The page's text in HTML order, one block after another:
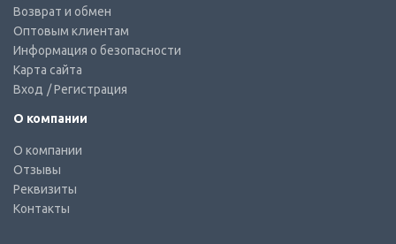
Возврат и обмен
Оптовым клиентам
Информация о безопасности
Карта сайта
Вход / Регистрация
О компании
О компании
Отзывы
Реквизиты
Контакты